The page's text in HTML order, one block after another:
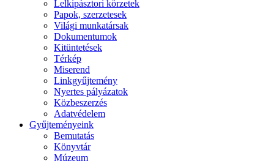
Lelkipásztori körzetek
Papok, szerzetesek
Világi munkatársak
Dokumentumok
Kitüntetések
Térkép
Miserend
Linkgyűjtemény
Nyertes pályázatok
Közbeszerzés
Adatvédelem
Gyűjteményeink
Bemutatás
Könyvtár
Múzeum